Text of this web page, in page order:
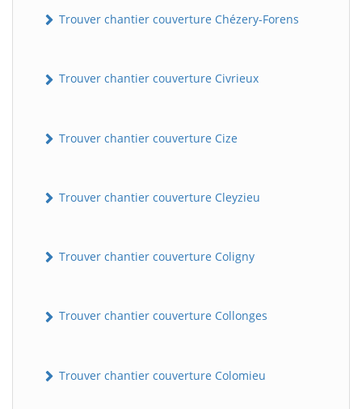
Trouver chantier couverture Chézery-Forens
Trouver chantier couverture Civrieux
Trouver chantier couverture Cize
Trouver chantier couverture Cleyzieu
Trouver chantier couverture Coligny
Trouver chantier couverture Collonges
Trouver chantier couverture Colomieu